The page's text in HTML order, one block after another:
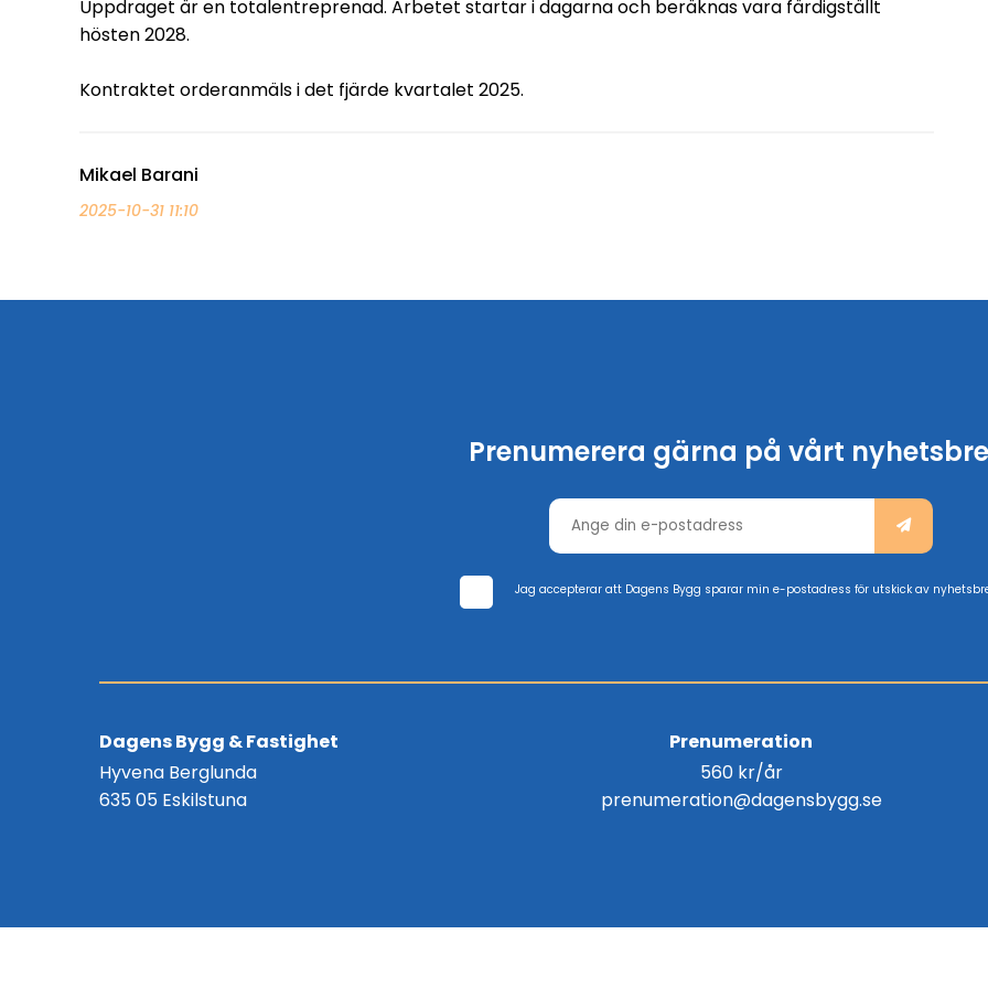
Uppdraget är en totalentreprenad. Arbetet startar i dagarna och beräknas vara färdigställt
hösten 2028.
Kontraktet orderanmäls i det fjärde kvartalet 2025.
Mikael Barani
2025-10-31 11:10
Prenumerera gärna på vårt
Jag accepterar att Dagens Bygg sparar min e-postadress för utskick av
Dagens Bygg & Fastighet
Hyvena Berglunda
635 05 Eskilstuna
Prenumeration
560 kr/år
prenumeration@dagensbygg.se